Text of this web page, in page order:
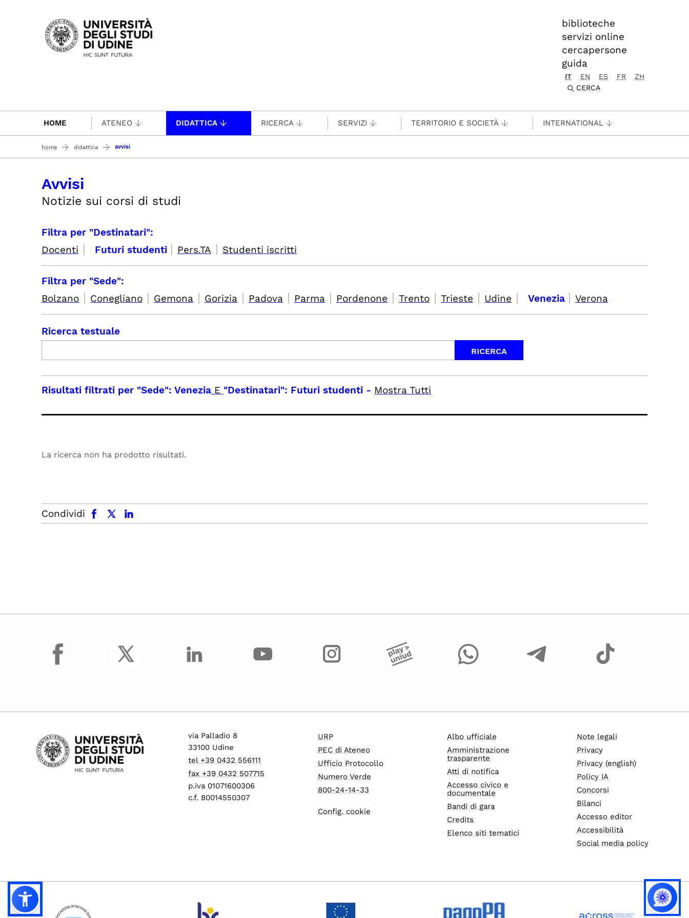
Passa al contenuto principale
biblioteche
servizi online
cercapersone
guida
IT EN ES FR
ZH
CERCA
HOME ATENEO DIDATTICA RICERCA SERVIZI TERRITORIO E SOCIETÀ INTERNATIONAL
home didattica avvisi
Avvisi
Notizie sui corsi di studi
Filtra per "Destinatari":
Docenti | Futuri studenti | Pers.TA | Studenti iscritti
Filtra per "Sede":
Bolzano | Conegliano | Gemona | Gorizia | Padova | Parma | Pordenone | Trento | Trieste | Udine | Venezia | Verona
Ricerca testuale
Risultati filtrati per "Sede": Venezia E "Destinatari": Futuri studenti - Mostra Tutti
La ricerca non ha prodotto risultati.
Condividi
facebook x.com linkedin
facebook
via Palladio 8
33100 Udine
tel +39 0432 556111
fax +39 0432 507715
p.iva 01071600306
c.f. 80014550307
URP
PEC di Ateneo
Ufficio Protocollo
Numero Verde
800-24-14-33
Config. cookie
Albo ufficiale
Amministrazione
trasparente
Atti di notifica
Accesso civico e
documentale
Bandi di gara
Credits
Elenco siti tematici
Note legali
Privacy
Privacy (english)
Policy IA
Concorsi
Bilanci
Accesso editor
Accessibilità
Social media policy